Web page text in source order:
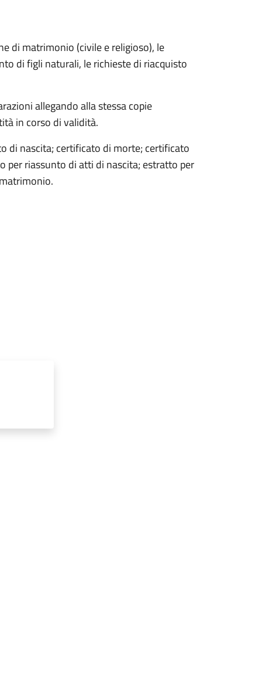
di matrimonio (civile e religioso), le
di figli naturali, le richieste di riacquisto
allegando alla stessa copie
in corso di validità.
di nascita; certificato di morte; certificato
riassunto di atti di nascita; estratto per